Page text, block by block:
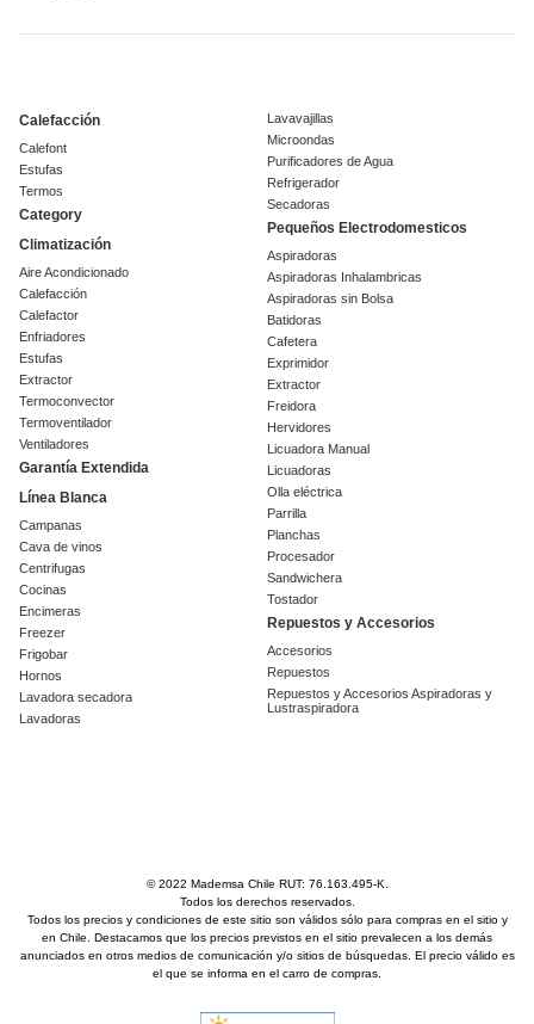
Calefacción
Calefont
Estufas
Termos
Category
Climatización
Aire Acondicionado
Calefacción
Calefactor
Enfriadores
Estufas
Extractor
Termoconvector
Termoventilador
Ventiladores
Garantía Extendida
Línea Blanca
Campanas
Cava de vinos
Centrifugas
Cocinas
Encimeras
Freezer
Frigobar
Hornos
Lavadora secadora
Lavadoras
Lavavajillas
Microondas
Purificadores de Agua
Refrigerador
Secadoras
Pequeños Electrodomesticos
Aspiradoras
Aspiradoras Inhalambricas
Aspiradoras sin Bolsa
Batidoras
Cafetera
Exprimidor
Extractor
Freidora
Hervidores
Licuadora Manual
Licuadoras
Olla eléctrica
Parrilla
Planchas
Procesador
Sandwichera
Tostador
Repuestos y Accesorios
Accesorios
Repuestos
Repuestos y Accesorios Aspiradoras y
Lustraspiradora
© 2022 Mademsa Chile RUT: 76.163.495-K.
Todos los derechos reservados.
Todos los precios y condiciones de este sitio son válidos sólo para compras en el sitio y
en Chile. Destacamos que los precios previstos en el sitio prevalecen a los demás
anunciados en otros medios de comunicación y/o sitios de búsquedas. El precio válido es
el que se informa en el carro de compras.